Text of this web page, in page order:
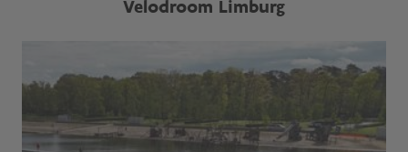
Velodroom Limburg